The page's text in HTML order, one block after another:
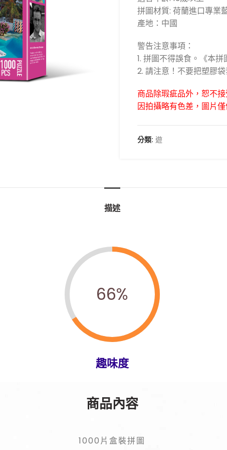
拼圖材質: 荷蘭進口專業
產地：中國
警告注意事項：
1. 拼圖不得誤食。《本拼
2. 請注意！不要把塑膠
商品除瑕疵品外，恕不接
因拍攝略有色差，圖片
分類: 遊
描述
66%
趣味度
商品內容
1000片盒裝拼圖